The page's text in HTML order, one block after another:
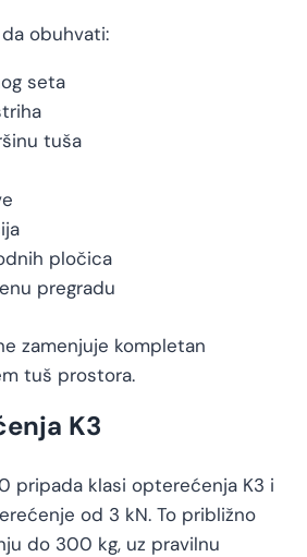
obuhvati:
seta
tuša
pločica
pregradu
zamenjuje kompletan
tuš prostora.
K3
pripada klasi opterećenja K3 i
od 3 kN. To približno
do 300 kg, uz pravilnu